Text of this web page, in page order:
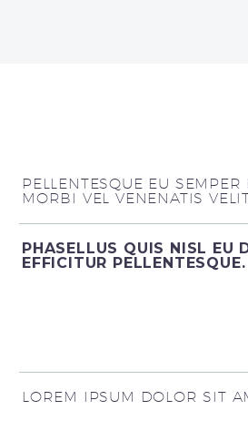
PELLENTESQUE EU SEMPER
MORBI VEL VENENATIS
PHASELLUS QUIS NISL EU
EFFICITUR PELLENTESQUE.
LOREM IPSUM DOLOR SIT